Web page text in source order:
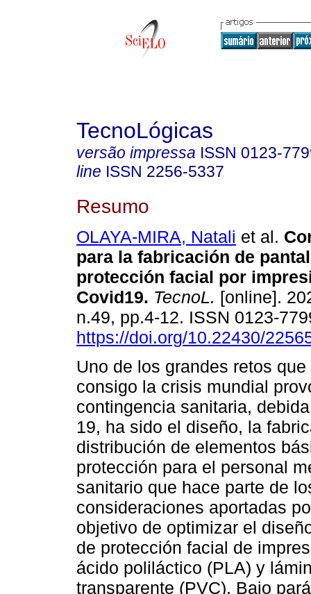
TecnoLógicas
versão impressa ISSN 0123-
line ISSN 2256-5337
Resumo
OLAYA-MIRA, Natali et al.
para la fabricación de
protección facial por
Covid19. TecnoL. [online].
n.49, pp.4-12. ISSN 0123-
https://doi.org/10.22430/
Uno de los grandes retos
consigo la crisis mundial
contingencia sanitaria,
19, ha sido el diseño, la
distribución de elementos
protección para el personal
sanitario que hace parte de
consideraciones aportadas
objetivo de optimizar el
de protección facial de
ácido poliláctico (PLA) y
transparente (PVC). Bajo